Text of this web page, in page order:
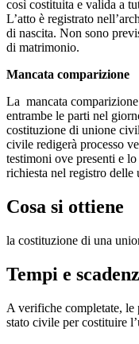
così costituita e valida a
L’atto è registrato
di nascita. Non sono
di matrimonio.
Mancata comparizione
La mancata
entrambe le parti nel
costituzione di unione
civile redigerà processo
testimoni ove presenti e
richiesta nel registro
Cosa si ottiene
la costituzione di una
Tempi e
A verifiche completate, le
stato civile per costituire